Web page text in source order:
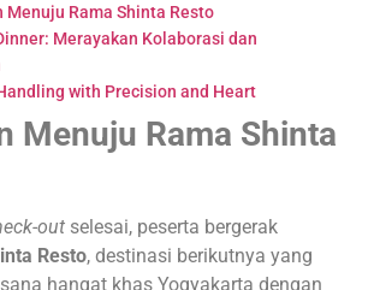
Menuju Rama Shinta Resto
Merayakan Kolaborasi dan
with Precision and Heart
Menuju Rama Shinta
out selesai, peserta bergerak
Resto, destinasi berikutnya yang
hangat khas Yogyakarta dengan